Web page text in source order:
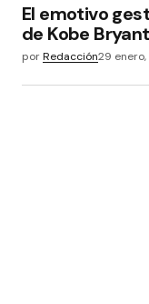
El emotivo
de Kobe Bryant
porRedacción29